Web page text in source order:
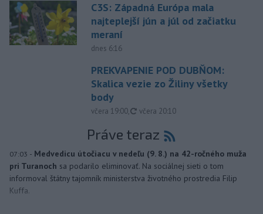
C3S: Západná Európa mala
najteplejší jún a júl od začiatku
meraní
dnes 6:16
PREKVAPENIE POD DUBŇOM:
Skalica vezie zo Žiliny všetky
body
včera 19:00, aktualizované
včera 20:10
Práve teraz
07:03 - Medvedicu útočiacu v nedeľu (9. 8.) na 42-ročného muža
pri Turanoch sa podarilo eliminovať. Na sociálnej sieti o tom
informoval štátny tajomník ministerstva životného prostredia Filip
Kuffa.